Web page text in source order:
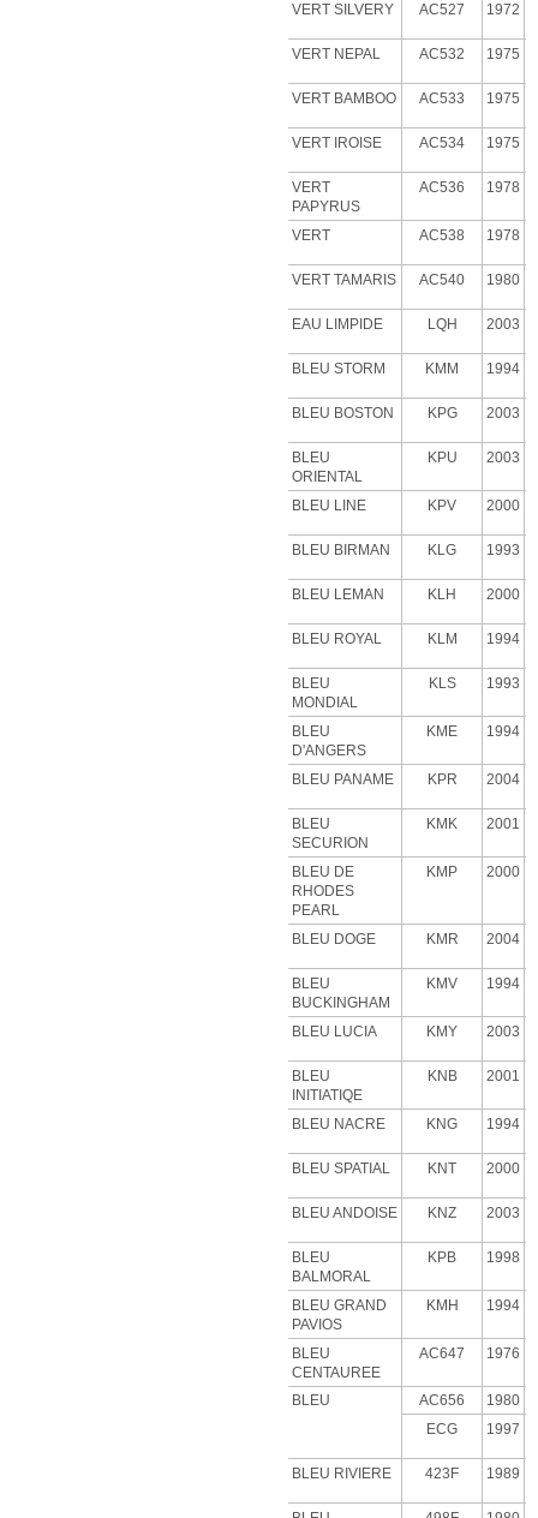
VERT SILVERY AC527 1972
VERT NEPAL AC532 1975
VERT BAMBOO AC533 1975
VERT IROISE AC534 1975
VERT
PAPYRUS
AC536 1978
VERT AC538 1978
VERT TAMARIS AC540 1980
EAU LIMPIDE LQH 2003
BLEU STORM KMM 1994
BLEU BOSTON KPG 2003
BLEU
ORIENTAL
KPU 2003
BLEU LINE KPV 2000
BLEU BIRMAN KLG 1993
BLEU LEMAN KLH 2000
BLEU ROYAL KLM 1994
BLEU
MONDIAL
KLS 1993
BLEU
D'ANGERS
KME 1994
BLEU PANAME KPR 2004
BLEU
SECURION
KMK 2001
BLEU DE
RHODES
PEARL
KMP 2000
BLEU DOGE KMR 2004
BLEU
BUCKINGHAM
KMV 1994
BLEU LUCIA KMY 2003
BLEU
INITIATIQE
KNB 2001
BLEU NACRE KNG 1994
BLEU SPATIAL KNT 2000
BLEU ANDOISE KNZ 2003
BLEU
BALMORAL
KPB 1998
BLEU GRAND
PAVIOS
KMH 1994
BLEU
CENTAUREE
AC647 1976
BLEU AC656 1980
ECG
1997
BLEU RIVIERE 423F 1989